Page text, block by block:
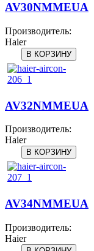
AV30NMMEUA
Производитель:
Haier
AV32NMMEUA
Производитель:
Haier
AV34NMMEUA
Производитель:
Haier